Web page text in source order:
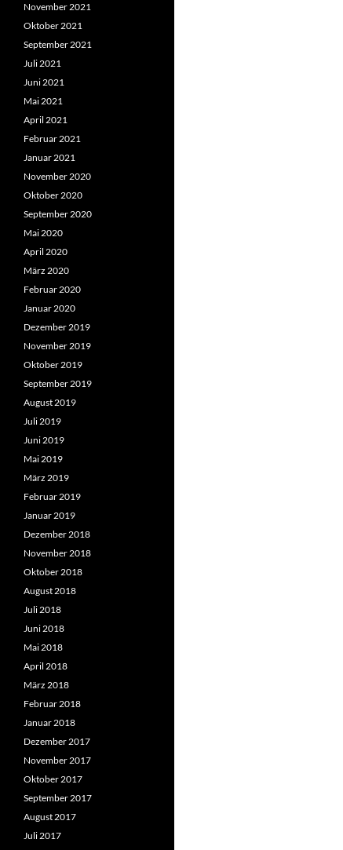
November 2021
Oktober 2021
September 2021
Juli 2021
Juni 2021
Mai 2021
April 2021
Februar 2021
Januar 2021
November 2020
Oktober 2020
September 2020
Mai 2020
April 2020
März 2020
Februar 2020
Januar 2020
Dezember 2019
November 2019
Oktober 2019
September 2019
August 2019
Juli 2019
Juni 2019
Mai 2019
März 2019
Februar 2019
Januar 2019
Dezember 2018
November 2018
Oktober 2018
August 2018
Juli 2018
Juni 2018
Mai 2018
April 2018
März 2018
Februar 2018
Januar 2018
Dezember 2017
November 2017
Oktober 2017
September 2017
August 2017
Juli 2017